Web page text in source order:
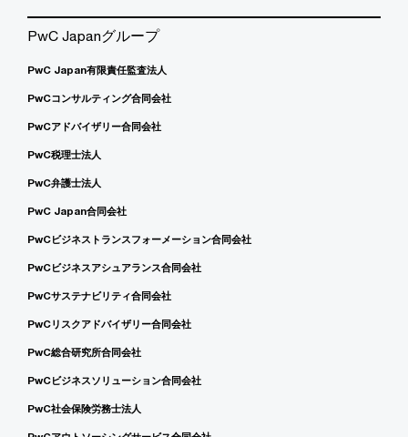
PwC Japanグループ
PwC Japan有限責任監査法人
PwCコンサルティング合同会社
PwCアドバイザリー合同会社
PwC税理士法人
PwC弁護士法人
PwC Japan合同会社
PwCビジネストランスフォーメーション合同会社
PwCビジネスアシュアランス合同会社
PwCサステナビリティ合同会社
PwCリスクアドバイザリー合同会社
PwC総合研究所合同会社
PwCビジネスソリューション合同会社
PwC社会保険労務士法人